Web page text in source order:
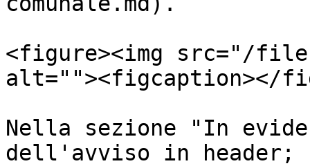
<figure><img src="/files/
alt=""><figcaption></
Nella sezione "In
dell'avviso in header;